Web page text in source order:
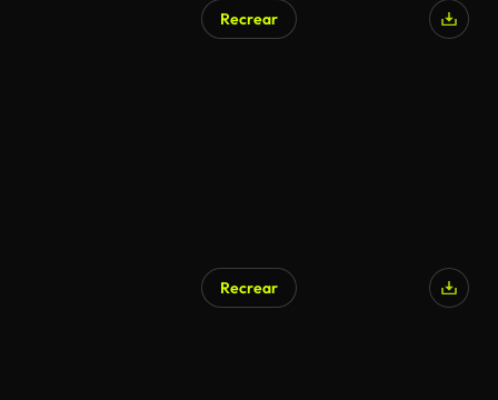
Recrear
Recrear